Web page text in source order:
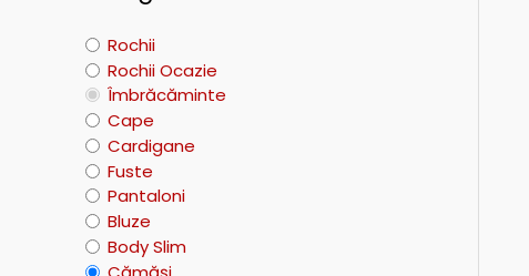
Rochii
Rochii Ocazie
Îmbrăcăminte
Cape
Cardigane
Fuste
Pantaloni
Bluze
Body Slim